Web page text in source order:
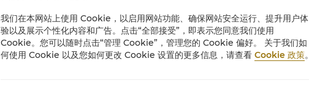
关于香格里拉集团
我们在本网站上使用 Cookie，以启用网站功能、确保网站安全运行、提升用户体
验以及展示个性化内容和广告。点击“全部接受”，即表示您同意我们使用
Cookie。您可以随时点击“管理 Cookie”，管理您的 Cookie 偏好。 关于我们如
何使用 Cookie 以及您如何更改 Cookie 设置的更多信息，请查看 Cookie 政策。